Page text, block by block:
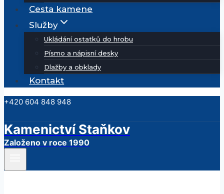
Cesta kamene
Služby
Ukládání ostatků do hrobu
Písmo a nápisní desky
Dlažby a obklady
Kontakt
+420 604 848 948
Kamenictví Staňkov
Založeno v roce 1990